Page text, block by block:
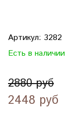
Артикул: 3282
Есть в наличии
2880 руб
2448 руб